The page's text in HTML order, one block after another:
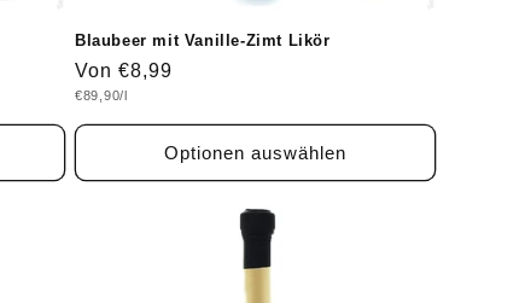
Blaubeer mit Vanille-Zimt Likör
Normaler
Preis
Von €8,99
Grundpreis
€89,90/l
Optionen auswählen